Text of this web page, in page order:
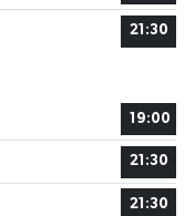
21:30
19:00
21:30
21:30